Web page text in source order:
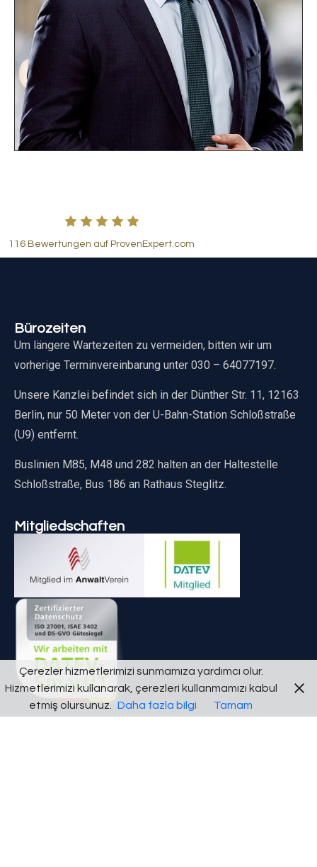
116 Bewertungen auf ProvenExpert.com
Bürozeiten
Um längere Wartezeiten zu vermeiden, bitten wir um
vorherige Terminvereinbarung unter 030 – 64077197.
Unsere Kanzlei befindet sich in der Dünther Str. 11, 12163
Berlin, nur 50 Meter von der U-Bahn-Station Schloßstraße
(U9) entfernt.
Buslinien M85, M48 und 282 halten an der Haltestelle
Schloßstraße, Bus 186 an Rathaus Steglitz.
Mitgliedschaften
Çerezler hizmetlerimizi sunmamıza yardımcı olur.
Hizmetlerimizi kullanarak, çerezleri kullanmamızı kabul
etmiş olursunuz. Daha fazla bilgi Tamam